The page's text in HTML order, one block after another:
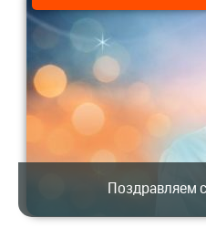
Поздравляем